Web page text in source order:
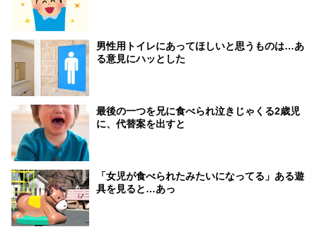
男性用トイレにあってほしいと思うものは…あ
る意見にハッとした
最後の一つを兄に食べられ泣きじゃくる2歳児
に、代替案を出すと
「女児が食べられたみたいになってる」ある遊
具を見ると…あっ